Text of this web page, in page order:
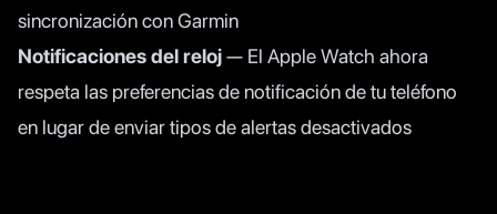
sincronización con Garmin
Notificaciones del reloj— El Apple Watch ahora
respeta las preferencias de notificación de tu teléfono
en lugar de enviar tipos de alertas desactivados